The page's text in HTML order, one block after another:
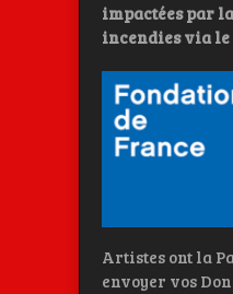
impactées par
incendies via le
Artistes ont la
envoyer vos